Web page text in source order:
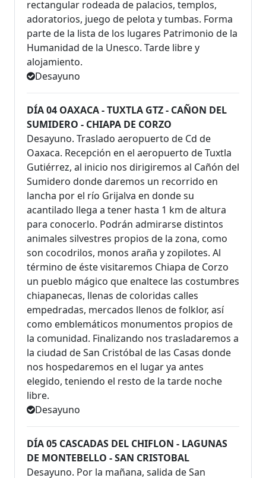
rectangular rodeada de palacios, templos,
adoratorios, juego de pelota y tumbas. Forma
parte de la lista de los lugares Patrimonio de la
Humanidad de la Unesco. Tarde libre y
alojamiento.
Desayuno
DÍA 04 OAXACA - TUXTLA GTZ - CAÑON DEL
SUMIDERO - CHIAPA DE CORZO
Desayuno. Traslado aeropuerto de Cd de
Oaxaca. Recepción en el aeropuerto de Tuxtla
Gutiérrez, al inicio nos dirigiremos al Cañón del
Sumidero donde daremos un recorrido en
lancha por el río Grijalva en donde su
acantilado llega a tener hasta 1 km de altura
para conocerlo. Podrán admirarse distintos
animales silvestres propios de la zona, como
son cocodrilos, monos araña y zopilotes. Al
término de éste visitaremos Chiapa de Corzo
un pueblo mágico que enaltece las costumbres
chiapanecas, llenas de coloridas calles
empedradas, mercados llenos de folklor, así
como emblemáticos monumentos propios de
la comunidad. Finalizando nos trasladaremos a
la ciudad de San Cristóbal de las Casas donde
nos hospedaremos en el lugar ya antes
elegido, teniendo el resto de la tarde noche
libre.
Desayuno
DÍA 05 CASCADAS DEL CHIFLON - LAGUNAS
DE MONTEBELLO - SAN CRISTOBAL
Desayuno. Por la mañana, salida de San